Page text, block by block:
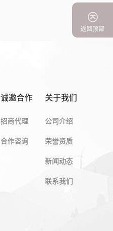
返回顶部
诚邀合作
招商代理
合作咨询
关于我们
公司介绍
荣誉资质
新闻动态
联系我们